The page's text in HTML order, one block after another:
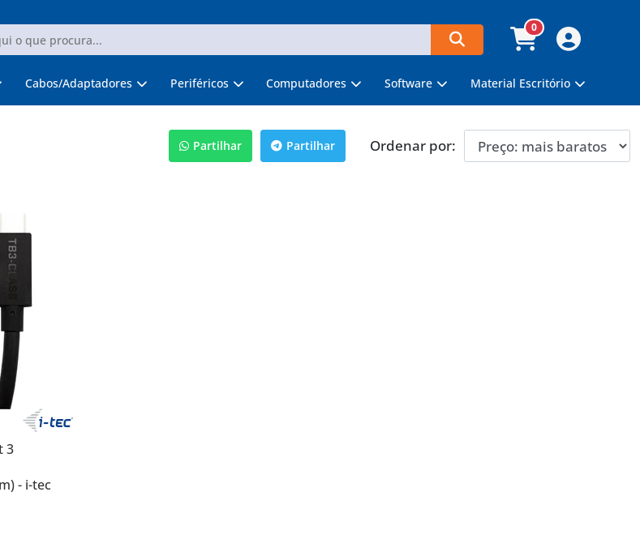
0
Cabos/Adaptadores Periféricos Computadores Software Material Escritório
Partilhar Partilhar Ordenar por:
3
- i-tec